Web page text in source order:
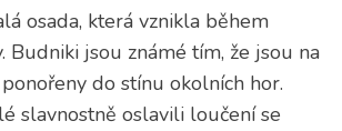
osada, která vznikla během
Budniki jsou známé tím, že jsou na
do stínu okolních hor.
slavnostně oslavili loučení se